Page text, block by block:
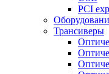
PCI
Трансиверы